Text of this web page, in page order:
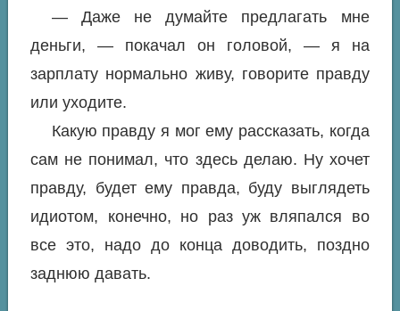
— Даже не думайте предлагать мне
деньги, — покачал он головой, — я на
зарплату нормально живу, говорите правду
или уходите.
Какую правду я мог ему рассказать, когда
сам не понимал, что здесь делаю. Ну хочет
правду, будет ему правда, буду выглядеть
идиотом, конечно, но раз уж вляпался во
все это, надо до конца доводить, поздно
заднюю давать.